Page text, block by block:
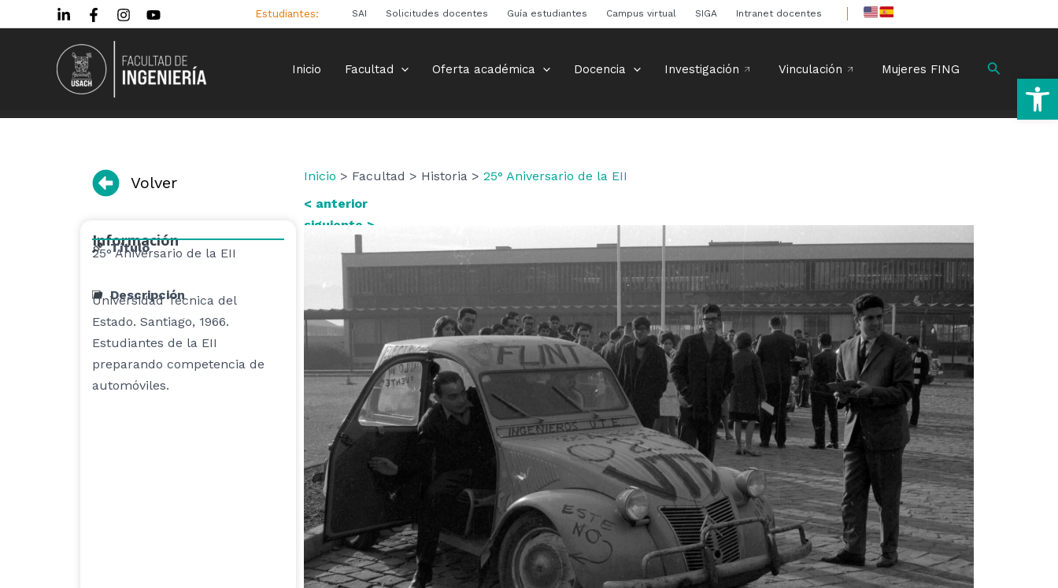
al
Estudiantes: SAI Solicitudes docentes Guía estudiantes Campus virtual SIGA Intranet docentes
Inicio Facultad Oferta académica Docencia Investigación Vinculación Mujeres FING Buscar
Volver Inicio > Facultad > Historia > 25° Aniversario de la EII
Información
Título
25° Aniversario de la EII
Descripción
Universidad Técnica del
Estado. Santiago, 1966.
Estudiantes de la EII
preparando competencia de
automóviles.
< anterior
siguiente >